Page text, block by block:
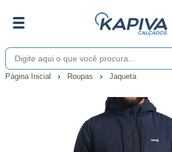
Página Inicial Roupas Jaqueta